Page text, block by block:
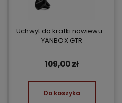
Uchwyt do kratki nawiewu -
YANBOX GTR
109,00 zł
Do koszyka